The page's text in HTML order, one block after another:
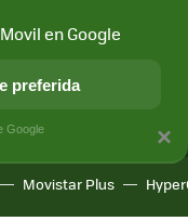
APLICACIONES
Movistar Plus
×
en Google
preferida
Google